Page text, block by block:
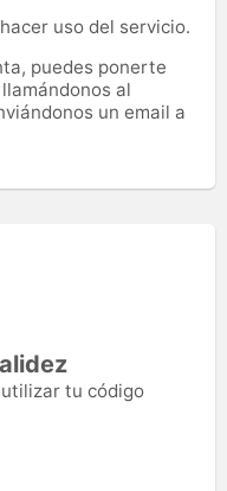
uso del servicio.
puedes ponerte
al
un email a
tu código